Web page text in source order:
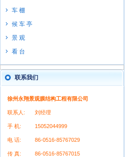
车 棚
候 车 亭
景 观
看 台
联系我们
徐州永翔景观膜结构工程有限公司
联系人: 刘经理
手 机: 15052044999
电 话: 86-0516-85767029
传 真: 86-0516-85767015